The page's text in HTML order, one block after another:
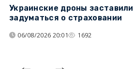
Украинские дроны
задуматься о страховании
06/08/2026 20:01 1692